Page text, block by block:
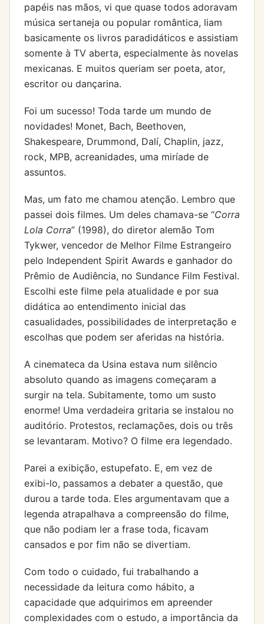
papéis nas mãos, vi que quase todos adoravam
música sertaneja ou popular romântica, liam
basicamente os livros paradidáticos e assistiam
somente à TV aberta, especialmente às novelas
mexicanas. E muitos queriam ser poeta, ator,
escritor ou dançarina.
Foi um sucesso! Toda tarde um mundo de
novidades! Monet, Bach, Beethoven,
Shakespeare, Drummond, Dalí, Chaplin, jazz,
rock, MPB, acreanidades, uma miríade de
assuntos.
Mas, um fato me chamou atenção. Lembro que
passei dois filmes. Um deles chamava-se “Corra
Lola Corra” (1998), do diretor alemão Tom
Tykwer, vencedor de Melhor Filme Estrangeiro
pelo Independent Spirit Awards e ganhador do
Prêmio de Audiência, no Sundance Film Festival.
Escolhi este filme pela atualidade e por sua
didática ao entendimento inicial das
casualidades, possibilidades de interpretação e
escolhas que podem ser aferidas na história.
A cinemateca da Usina estava num silêncio
absoluto quando as imagens começaram a
surgir na tela. Subitamente, tomo um susto
enorme! Uma verdadeira gritaria se instalou no
auditório. Protestos, reclamações, dois ou três
se levantaram. Motivo? O filme era legendado.
Parei a exibição, estupefato. E, em vez de
exibi-lo, passamos a debater a questão, que
durou a tarde toda. Eles argumentavam que a
legenda atrapalhava a compreensão do filme,
que não podiam ler a frase toda, ficavam
cansados e por fim não se divertiam.
Com todo o cuidado, fui trabalhando a
necessidade da leitura como hábito, a
capacidade que adquirimos em apreender
complexidades com o estudo, a importância da